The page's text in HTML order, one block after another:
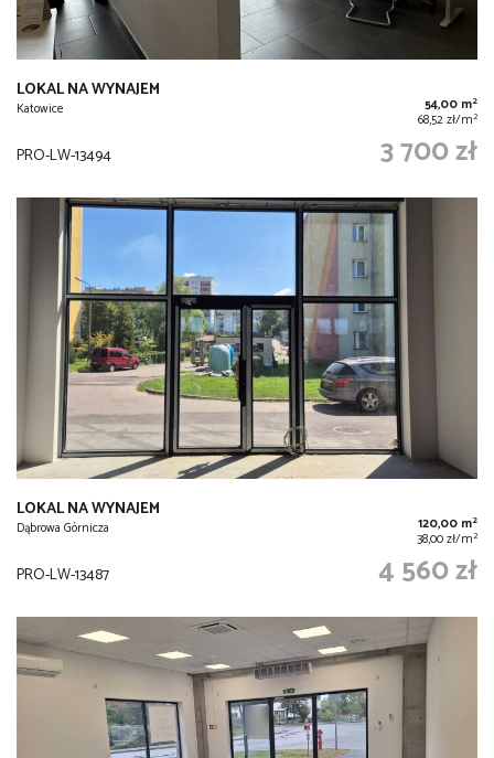
LOKAL NA WYNAJEM
Katowice 54,00 m2
68,52 zł/m2
PRO-LW-13494 3 700 zł
LOKAL NA WYNAJEM
Dąbrowa Górnicza 120,00 m2
38,00 zł/m2
PRO-LW-13487 4 560 zł